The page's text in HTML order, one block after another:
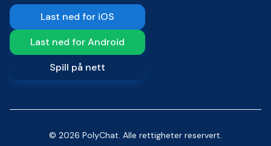
Last ned for iOS
Last ned for Android
Spill på nett
© 2026 PolyChat. Alle rettigheter reservert.